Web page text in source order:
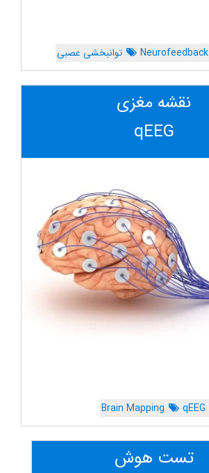
Neurofeedback توانبخشی عصبی
نقشه مغزی
qEEG
qEEG
Brain Mapping
تست هوش